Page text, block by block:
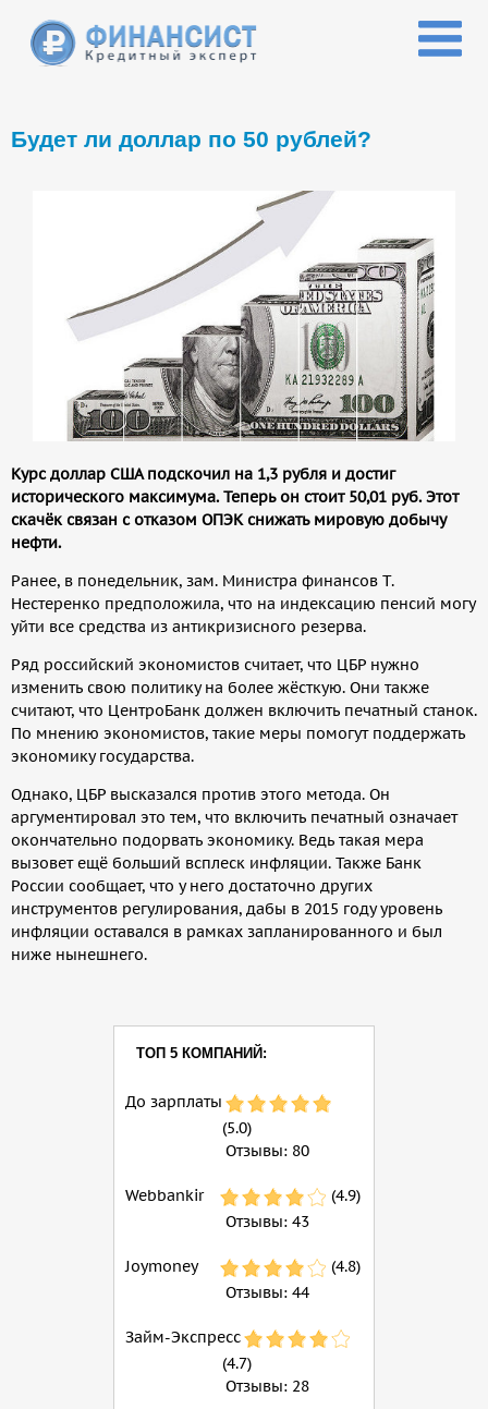
Будет ли доллар по 50 рублей?
Курс доллар США подскочил на 1,3 рубля и достиг
исторического максимума. Теперь он стоит 50,01 руб. Этот
скачёк связан с отказом ОПЭК снижать мировую добычу
нефти.
Ранее, в понедельник, зам. Министра финансов Т.
Нестеренко предположила, что на индексацию пенсий могу
уйти все средства из антикризисного резерва.
Ряд российский экономистов считает, что ЦБР нужно
изменить свою политику на более жёсткую. Они также
считают, что ЦентроБанк должен включить печатный станок.
По мнению экономистов, такие меры помогут поддержать
экономику государства.
Однако, ЦБР высказался против этого метода. Он
аргументировал это тем, что включить печатный означает
окончательно подорвать экономику. Ведь такая мера
вызовет ещё больший всплеск инфляции. Также Банк
России сообщает, что у него достаточно других
инструментов регулирования, дабы в 2015 году уровень
инфляции оставался в рамках запланированного и был
ниже нынешнего.
ТОП 5 КОМПАНИЙ:
До зарплаты
(5.0)
Отзывы: 80
Webbankir
(4.9)
Отзывы: 43
Joymoney
(4.8)
Отзывы: 44
Займ-Экспресс
(4.7)
Отзывы: 28